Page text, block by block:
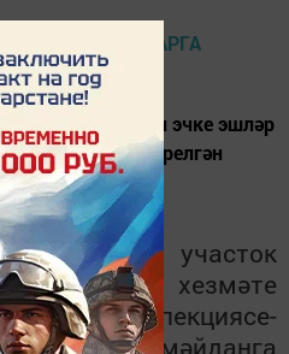
район эчке эшләр
берләштерелгән
уздырылды.
бүлегенең участок
патруль хезмәте
инпекциясе-
үзәк мәйданга